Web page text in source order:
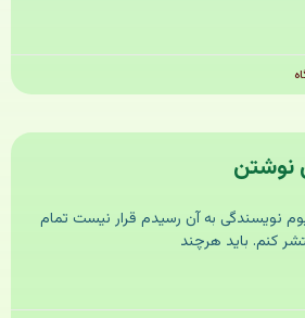
نوشتن
نویسندگی به آن رسیدم قرار نیست تمام
کنم. باید هرچند